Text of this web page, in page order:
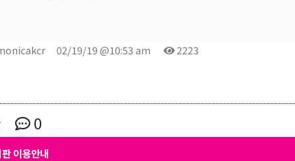
02/19/19 @10:53 am 2223
0
이용안내